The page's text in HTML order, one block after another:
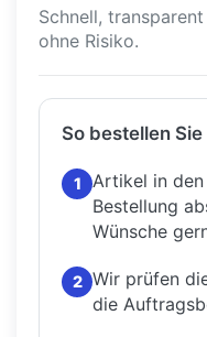
Schnell,
ohne Risiko.
So bestellen
1
Artikel in
Bestellung
Wünsche
2 Wir prüfen
die